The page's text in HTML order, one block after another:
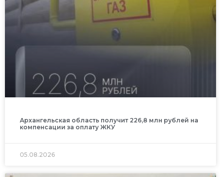
Архангельская область получит 226,8 млн рублей на
компенсации за оплату ЖКУ
05.08.2026